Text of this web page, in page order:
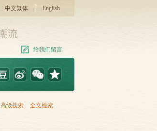
中文繁体 English
给我们留言
高级搜索 全文检索